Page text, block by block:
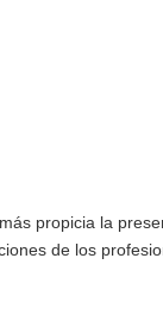
propicia la
de los